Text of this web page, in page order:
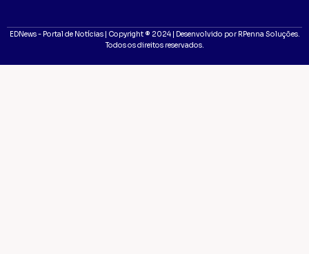
EDNews - Portal de Notícias | Copyright ® 2024 | Desenvolvido por RPenna Soluções.
Todos os direitos reservados.